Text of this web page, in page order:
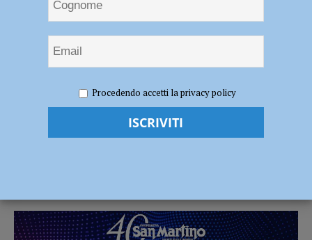
cantiere opere per 43 milioni di euro
Dighe e invasi, in cantiere opere per 43
Procedendo accetti la privacy policy